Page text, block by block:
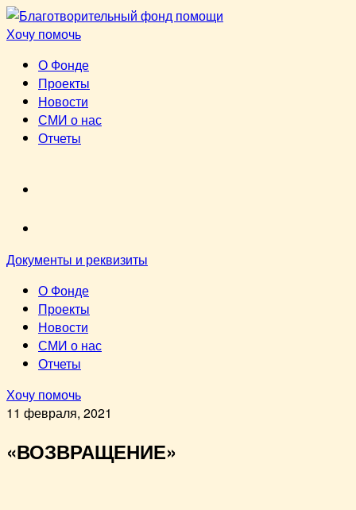
Перейти
к
Хочу помочь
О Фонде
Проекты
Новости
СМИ о нас
Отчеты
Документы и реквизиты
О Фонде
Проекты
Новости
СМИ о нас
Отчеты
Хочу помочь
11 февраля, 2021
«ВОЗВРАЩЕНИЕ»